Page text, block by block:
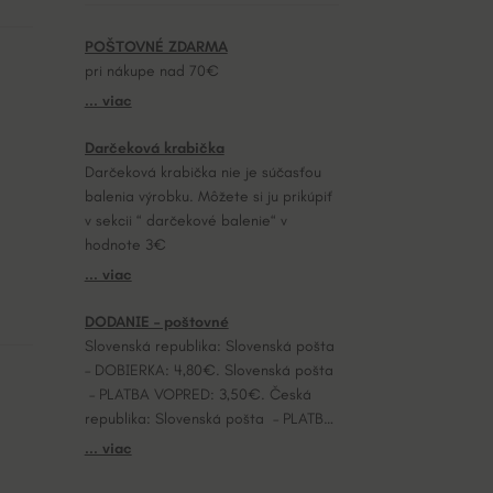
POŠTOVNÉ ZDARMA
pri nákupe nad 70€
... viac
Darčeková krabička
Darčeková krabička nie je súčasťou
balenia výrobku. Môžete si ju prikúpiť
v sekcii “ darčekové balenie“ v
hodnote 3€
... viac
DODANIE – poštovné
Slovenská republika: Slovenská pošta
– DOBIERKA: 4,80€. Slovenská pošta
– PLATBA VOPRED: 3,50€. Česká
republika: Slovenská pošta – PLATBA
VOPRED: 7,20€.
... viac